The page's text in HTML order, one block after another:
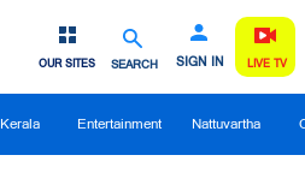
SEARCH SIGN IN
OUR SITES LIVE TV
Kerala Entertainment Nattuvartha